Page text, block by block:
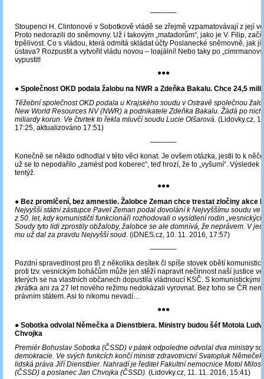
─────
Stoupenci H. Clintonové v Sobotkově vládě se zřejmě vzpamatovávají z její
Proto nedorazili do sněmovny. Už i takovým „matadorům“, jako je V. Filip,
trpělivost. Co s vládou, která odmítá skládat účty Poslanecké sněmovně, jak jí
ústava? Rozpustit a vytvořit vládu novou ‒ loajální! Nebo taky po
vypustit!
●●●
● Společnost OKD podala žalobu na NWR a Zdeňka Bakalu. Chce 24,5
Těžební společnost OKD podala u Krajského soudu v Ostravě společnou
New World Resources NV (NWR) a podnikatele Zdeňka Bakalu. Žádá po
miliardy korun. Ve čtvrtek to řekla mluvčí soudu Lucie Olšarová. (Lidovky.cz,
17:25, aktualizováno 17:51)
─────
Konečně se někdo odhodlal v této věci konat. Je ovšem otázka, jestli to k
už se to nepodařilo „zamést pod koberec“, teď hrozí, že to „vyšumí“. Výsledek
tentýž.
●●●
● Bez promlčení, bez amnestie. Žalobce Zeman chce trestat zločiny akce
Nejvyšší státní zástupce Pavel Zeman podal dovolání k Nejvyššímu soudu ve
z 50. let, kdy komunističtí funkcionáři rozhodovali o vysídlení rodin
Soudy tyto lidi zprostily obžaloby, žalobce se ale domnívá, že neprávem. V
mu už dal za pravdu Nejvyšší soud. (iDNES.cz, 10. 11. 2016, 17:57)
─────
Pozdní spravedlnost pro tři z několika desítek či spíše stovek obětí
proti tzv. vesnickým boháčům může jen stěží napravit nečinnost naší justice
kterých se na vlastních občanech dopustila vládnoucí KSČ. S komunistickými
zkrátka ani za 27 let nového režimu nedokázali vyrovnat. Bez toho se ČR
právním státem. Asi to nikomu nevadí…
●●●
● Sobotka odvolal Němečka a Dienstbiera. Ministry budou šéf Motola
Chvojka
Premiér Bohuslav Sobotka (ČSSD) v pátek odpoledne odvolal dva ministry
demokracie. Ve svých funkcích končí ministr zdravotnictví Svatopluk
lidská práva Jiří Dienstbier. Nahradí je ředitel Fakultní nemocnice Motol
(ČSSD) a poslanec Jan Chvojka (ČSSD). (Lidovky.cz, 11. 11. 2016, 15:41)